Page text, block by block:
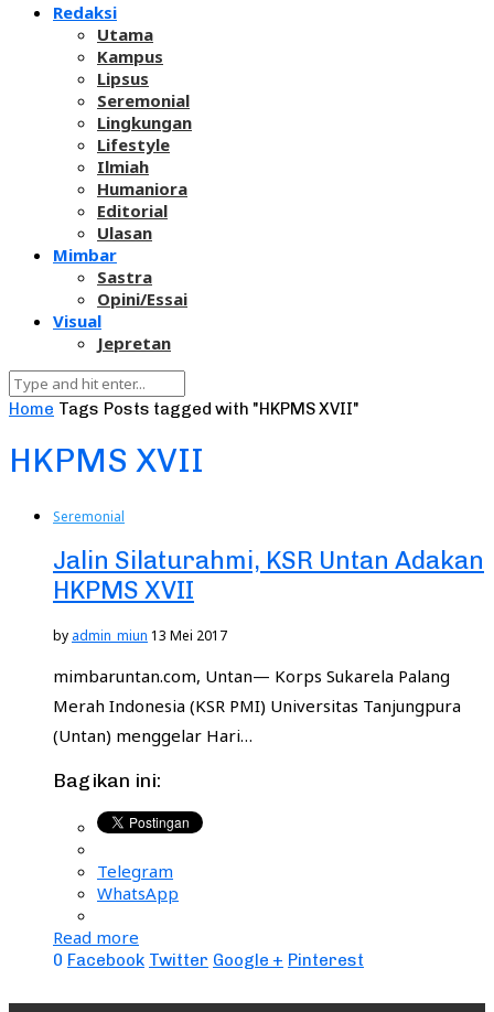
Redaksi
Utama
Kampus
Lipsus
Seremonial
Lingkungan
Lifestyle
Ilmiah
Humaniora
Editorial
Ulasan
Mimbar
Sastra
Opini/Essai
Visual
Jepretan
Home Tags Posts tagged with "HKPMS XVII"
HKPMS XVII
Seremonial
Jalin Silaturahmi, KSR Untan Adakan
HKPMS XVII
by admin_miun 13 Mei 2017
mimbaruntan.com, Untan— Korps Sukarela Palang
Merah Indonesia (KSR PMI) Universitas Tanjungpura
(Untan) menggelar Hari…
Bagikan ini:
Telegram
WhatsApp
Read more
0 Facebook Twitter Google + Pinterest